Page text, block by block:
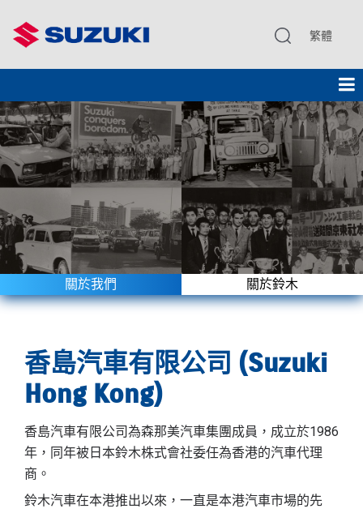
繁體
關於我們 關於鈴木
香島汽車有限公司 (Suzuki
Hong Kong)
香島汽車有限公司為森那美汽車集團成員，成立於1986
年，同年被日本鈴木株式會社委任為香港的汽車代理
商。
鈴木汽車在本港推出以來，一直是本港汽車市場的先